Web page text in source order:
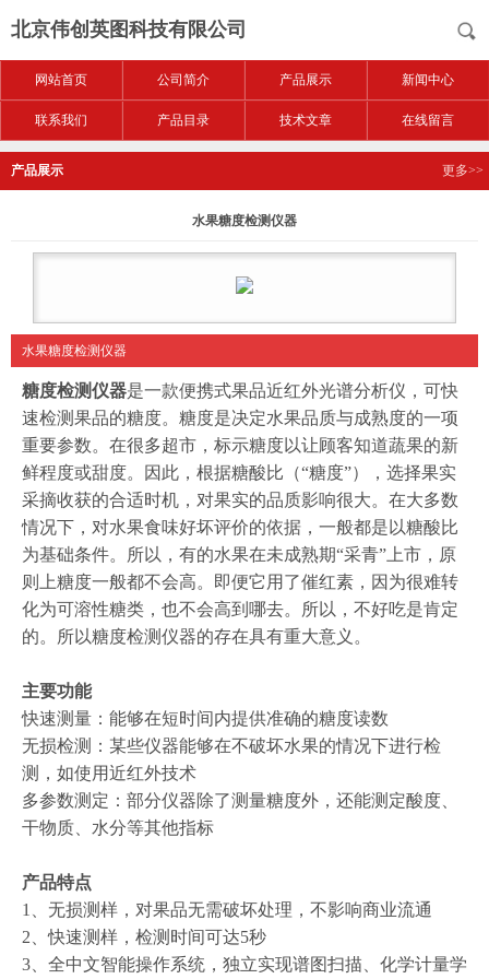
北京伟创英图科技有限公司
网站首页 公司简介 产品展示 新闻中心
联系我们 产品目录 技术文章 在线留言
产品展示 更多>>
水果糖度检测仪器
水果糖度检测仪器
糖度检测仪器是一款便携式果品近红外光谱分析仪，可快
速检测果品的糖度。糖度是决定水果品质与成熟度的一项
重要参数。在很多超市，标示糖度以让顾客知道蔬果的新
鲜程度或甜度。因此，根据糖酸比（“糖度”），选择果实
采摘收获的合适时机，对果实的品质影响很大。在大多数
情况下，对水果食味好坏评价的依据，一般都是以糖酸比
为基础条件。所以，有的水果在未成熟期“采青”上市，原
则上糖度一般都不会高。即便它用了催红素，因为很难转
化为可溶性糖类，也不会高到哪去。所以，不好吃是肯定
的。所以糖度检测仪器的存在具有重大意义。
主要功能
快速测量：能够在短时间内提供准确的糖度读数
无损检测：某些仪器能够在不破坏水果的情况下进行检
测，如使用近红外技术
多参数测定：部分仪器除了测量糖度外，还能测定酸度、
干物质、水分等其他指标
产品特点
1、无损测样，对果品无需破坏处理，不影响商业流通
2、快速测样，检测时间可达5秒
3、全中文智能操作系统，独立实现谱图扫描、化学计量学